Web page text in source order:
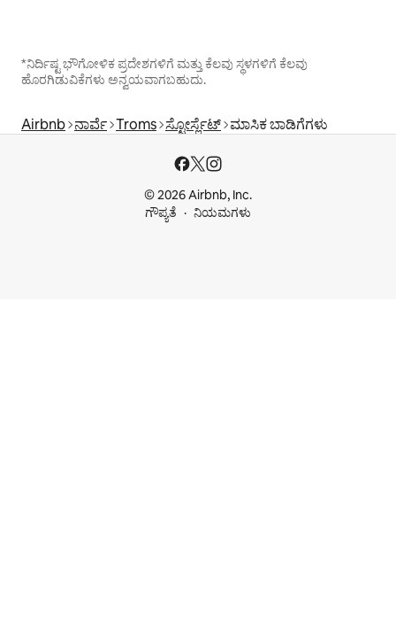
*ನಿರ್ದಿಷ್ಟ ಭೌಗೋಳಿಕ ಪ್ರದೇಶಗಳಿಗೆ ಮತ್ತು ಕೆಲವು ಸ್ಥಳಗಳಿಗೆ ಕೆಲವು
ಹೊರಗಿಡುವಿಕೆಗಳು ಅನ್ವಯವಾಗಬಹುದು.
Airbnb ನಾರ್ವೆ Troms ಸ್ಟೋರ್ಸ್ಲೆಟ್ ಮಾಸಿಕ ಬಾಡಿಗೆಗಳು
© 2026 Airbnb, Inc.
ಗೌಪ್ಯತೆ
ನಿಯಮಗಳು